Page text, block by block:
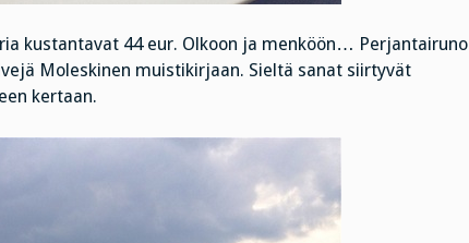
kustantavat 44 eur. Olkoon ja menköön… Perjantairuno
Moleskinen muistikirjaan. Sieltä sanat siirtyvät
kertaan.